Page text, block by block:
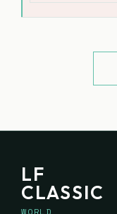
LF
CLASSIC
WORLD